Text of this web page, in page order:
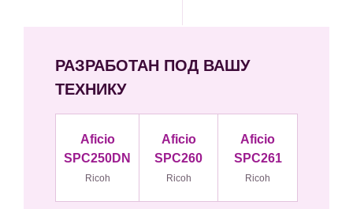
РАЗРАБОТАН ПОД ВАШУ
ТЕХНИКУ
Aficio
SPC250DN
Ricoh
Aficio
SPC260
Ricoh
Aficio
SPC261
Ricoh